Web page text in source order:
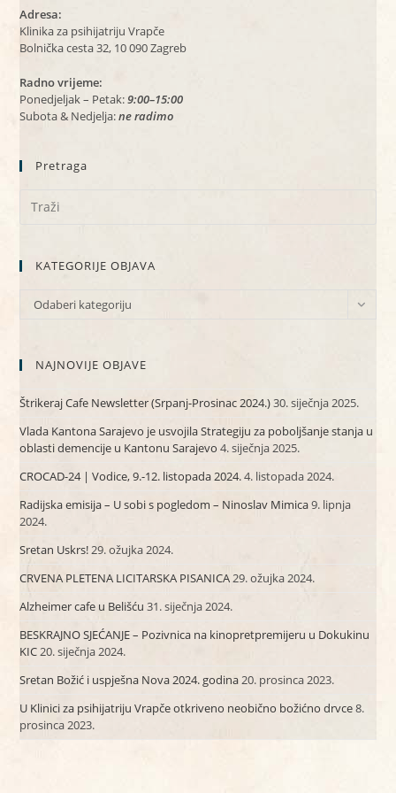
Adresa:
Klinika za psihijatriju Vrapče
Bolnička cesta 32, 10 090 Zagreb
Radno vrijeme:
Ponedjeljak – Petak:9:00–15:00
Subota & Nedjelja:ne radimo
Pretraga
KATEGORIJE OBJAVA
KATEGORIJE
Odaberi kategoriju
NAJNOVIJE OBJAVE
Štrikeraj Cafe Newsletter (Srpanj-Prosinac 2024.)30. siječnja 2025.
Vlada Kantona Sarajevo je usvojila Strategiju za poboljšanje stanja u
oblasti demencije u Kantonu Sarajevo 4. siječnja 2025.
CROCAD-24 | Vodice, 9.-12. listopada 2024.4. listopada 2024.
Radijska emisija – U sobi s pogledom – Ninoslav Mimica9. lipnja
2024.
Sretan Uskrs!29. ožujka 2024.
CRVENA PLETENA LICITARSKA PISANICA29. ožujka 2024.
Alzheimer cafe u Belišću 31. siječnja 2024.
BESKRAJNO SJEĆANJE – Pozivnica na kinopretpremijeru u Dokukinu
KIC20. siječnja 2024.
Sretan Božić i uspješna Nova 2024. godina20. prosinca 2023.
U Klinici za psihijatriju Vrapče otkriveno neobično božićno drvce8.
prosinca 2023.